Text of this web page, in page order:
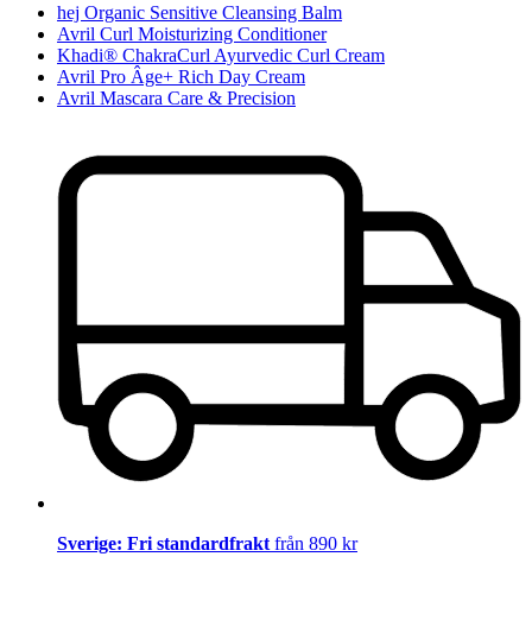
hej Organic Sensitive Cleansing Balm
Avril Curl Moisturizing Conditioner
Khadi® ChakraCurl Ayurvedic Curl Cream
Avril Pro Âge+ Rich Day Cream
Avril Mascara Care & Precision
Sverige: Fri standardfrakt från 890 kr